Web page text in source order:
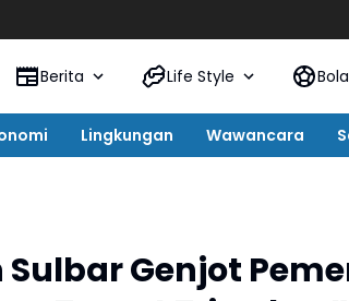
Berita Life Style Bola
Lingkungan Wawancara
Genjot